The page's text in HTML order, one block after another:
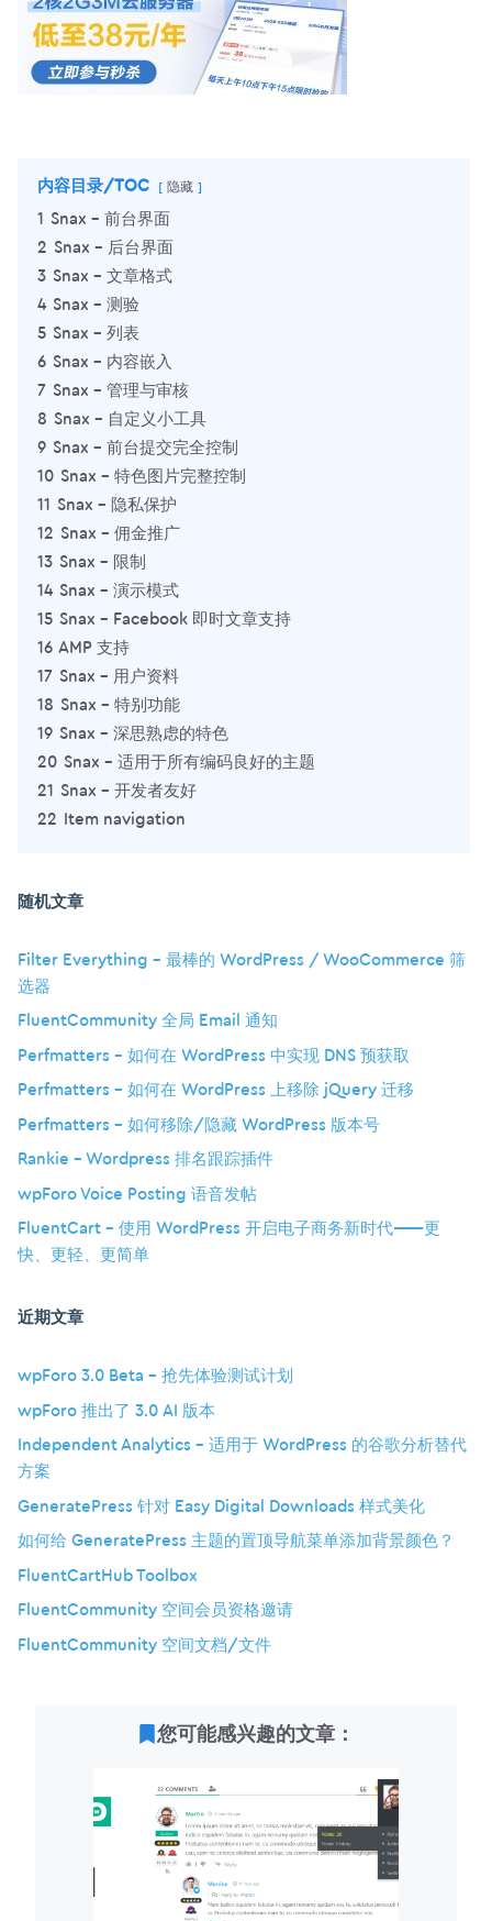
内容目录/TOC 隐藏
1 Snax – 前台界面
2 Snax – 后台界面
3 Snax – 文章格式
4 Snax – 测验
5 Snax – 列表
6 Snax – 内容嵌入
7 Snax – 管理与审核
8 Snax – 自定义小工具
9 Snax – 前台提交完全控制
10 Snax – 特色图片完整控制
11 Snax – 隐私保护
12 Snax – 佣金推广
13 Snax – 限制
14 Snax – 演示模式
15 Snax – Facebook 即时文章支持
16 AMP 支持
17 Snax – 用户资料
18 Snax – 特别功能
19 Snax – 深思熟虑的特色
20 Snax – 适用于所有编码良好的主题
21 Snax – 开发者友好
22 Item navigation
随机文章
Filter Everything – 最棒的 WordPress / WooCommerce 筛
选器
FluentCommunity 全局 Email 通知
Perfmatters – 如何在 WordPress 中实现 DNS 预获取
Perfmatters – 如何在 WordPress 上移除 jQuery 迁移
Perfmatters – 如何移除/隐藏 WordPress 版本号
Rankie – Wordpress 排名跟踪插件
wpForo Voice Posting 语音发帖
FluentCart – 使用 WordPress 开启电子商务新时代——更
快、更轻、更简单
近期文章
wpForo 3.0 Beta – 抢先体验测试计划
wpForo 推出了 3.0 AI 版本
Independent Analytics – 适用于 WordPress 的谷歌分析替代
方案
GeneratePress 针对 Easy Digital Downloads 样式美化
如何给 GeneratePress 主题的置顶导航菜单添加背景颜色？
FluentCartHub Toolbox
FluentCommunity 空间会员资格邀请
FluentCommunity 空间文档/文件
您可能感兴趣的文章：